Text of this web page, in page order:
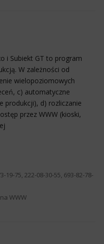
i Subiekt GT to program
W zależności od
wielopoziomowych
c) automatyczne
produkcji), d) rozliczanie
przez WWW (kioski,
19-75, 222-08-30-55, 693-82-78-
WWW